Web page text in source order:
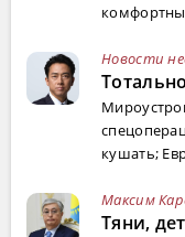
Новости
кушать;
Максим
Тяни,